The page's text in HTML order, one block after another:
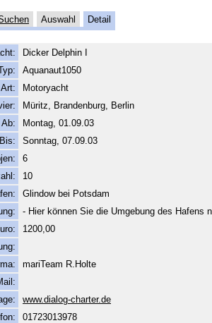
Auswahl Detail
Dicker Delphin I
Aquanaut1050
Art:
Motoryacht
Müritz, Brandenburg, Berlin
Ab:
Montag, 01.09.03
Bis:
Sonntag, 07.09.03
6
10
Glindow bei Potsdam
- Hier können Sie die Umgebung des Hafens
1200,00
mariTeam R.Holte
www.dialog-charter.de
01723013978